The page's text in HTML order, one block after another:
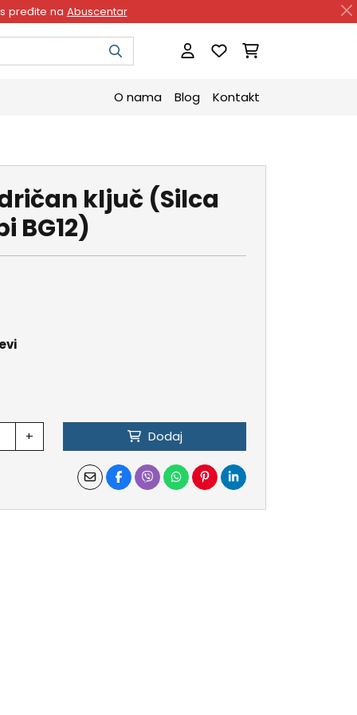
pređite na Abuscentar
O nama Blog Kontakt
ključ (Silca
BG12)
+ Dodaj